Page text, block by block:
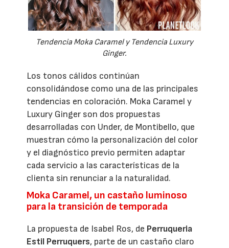
Tendencia Moka Caramel y Tendencia Luxury
Ginger.
Los tonos cálidos continúan
consolidándose como una de las principales
tendencias en coloración. Moka Caramel y
Luxury Ginger son dos propuestas
desarrolladas con Under, de Montibello, que
muestran cómo la personalización del color
y el diagnóstico previo permiten adaptar
cada servicio a las características de la
clienta sin renunciar a la naturalidad.
Moka Caramel, un castaño luminoso
para la transición de temporada
La propuesta de Isabel Ros, de Perruqueria
Estil Perruquers, parte de un castaño claro